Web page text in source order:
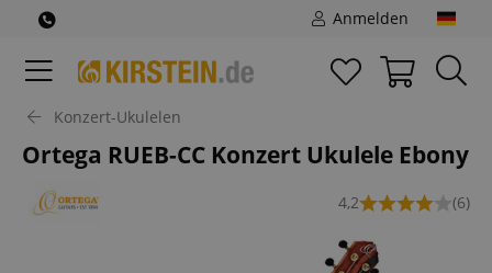
Anmelden
Konzert-Ukulelen
Ortega RUEB-CC Konzert Ukulele Ebony
4,2 (6)